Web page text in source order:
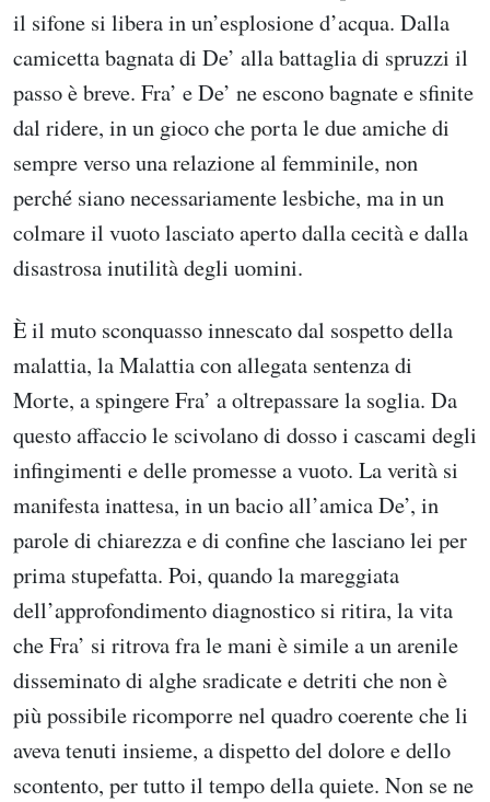
il sifone si libera in un’esplosione d’acqua. Dalla
camicetta bagnata di De’ alla battaglia di spruzzi il
passo è breve. Fra’ e De’ ne escono bagnate e sfinite
dal ridere, in un gioco che porta le due amiche di
sempre verso una relazione al femminile, non
perché siano necessariamente lesbiche, ma in un
colmare il vuoto lasciato aperto dalla cecità e dalla
disastrosa inutilità degli uomini.
È il muto sconquasso innescato dal sospetto della
malattia, la Malattia con allegata sentenza di
Morte, a spingere Fra’ a oltrepassare la soglia. Da
questo affaccio le scivolano di dosso i cascami degli
infingimenti e delle promesse a vuoto. La verità si
manifesta inattesa, in un bacio all’amica De’, in
parole di chiarezza e di confine che lasciano lei per
prima stupefatta. Poi, quando la mareggiata
dell’approfondimento diagnostico si ritira, la vita
che Fra’ si ritrova fra le mani è simile a un arenile
disseminato di alghe sradicate e detriti che non è
più possibile ricomporre nel quadro coerente che li
aveva tenuti insieme, a dispetto del dolore e dello
scontento, per tutto il tempo della quiete. Non se ne